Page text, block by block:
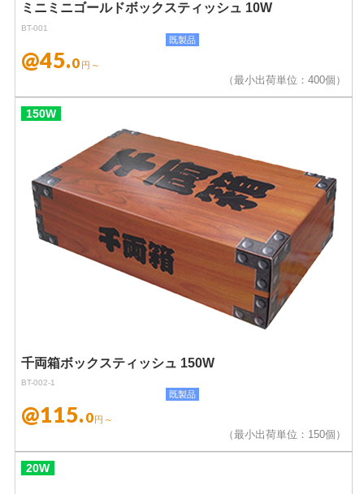
ミニミニゴールドボックスティッシュ 10W
BT-001
既製品
@45.0 円～
（最小出荷単位：400個）
150W
千両箱ボックスティッシュ 150W
BT-002-1
既製品
@115.0 円～
（最小出荷単位：150個）
20W